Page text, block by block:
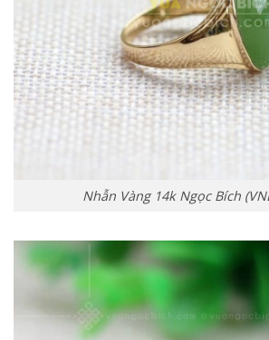
Nhẫn Vàng 14k Ngọc Bích